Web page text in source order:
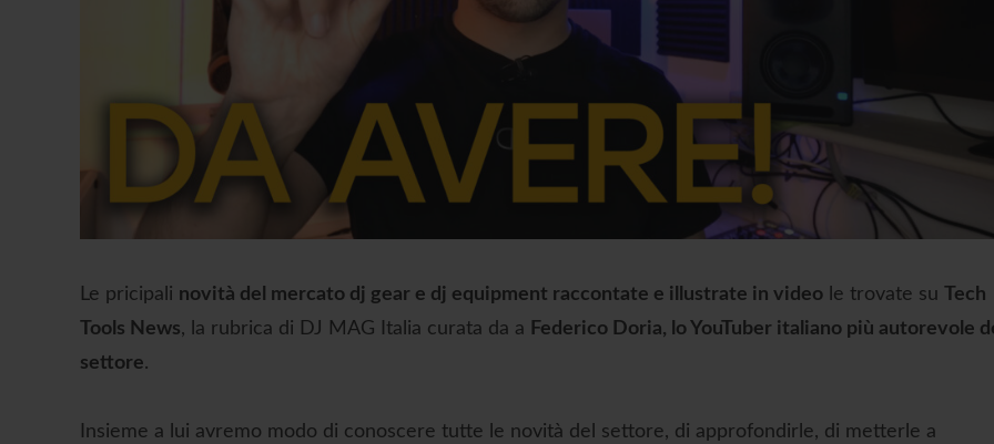
Le pricipali novità del mercato dj gear e dj equipment raccontate e illustrate in video le trovate su Tech
Tools News, la rubrica di DJ MAG Italia curata da a Federico Doria, lo YouTuber italiano più autorevole
settore.
Insieme a lui avremo modo di conoscere tutte le novità del settore, di approfondirle, di metterle a